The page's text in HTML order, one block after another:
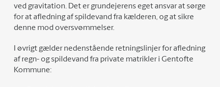
ved gravitation. Det er grundejerens eget ansvar at sørge
for at afledning af spildevand fra kælderen, og at sikre
denne mod oversvømmelser.
I øvrigt gælder nedenstående retningslinjer for afledning
af regn- og spildevand fra private matrikler i Gentofte
Kommune: